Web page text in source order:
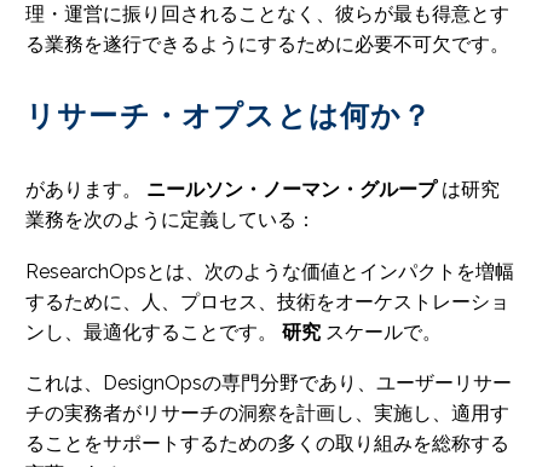
理・運営に振り回されることなく、彼らが最も得意とす
る業務を遂行できるようにするために必要不可欠です。
リサーチ・オプスとは何か？
があります。 ニールソン・ノーマン・グループは研究
業務を次のように定義している：
ResearchOpsとは、次のような価値とインパクトを増幅
するために、人、プロセス、技術をオーケストレーショ
ンし、最適化することです。 研究 スケールで。
これは、DesignOpsの専門分野であり、ユーザーリサー
チの実務者がリサーチの洞察を計画し、実施し、適用す
ることをサポートするための多くの取り組みを総称する